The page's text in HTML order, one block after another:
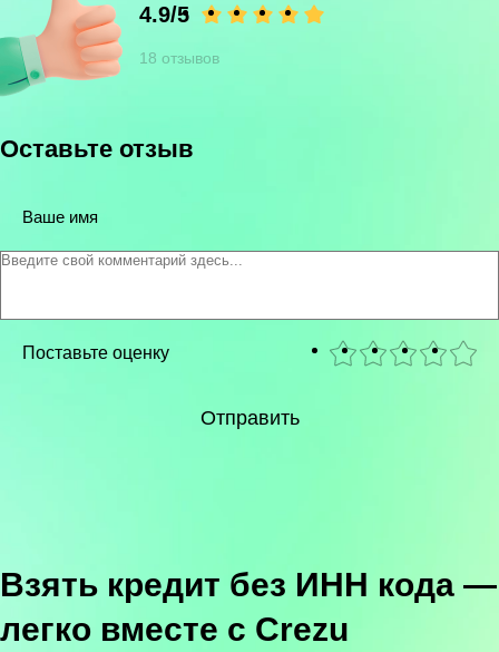
4.9/5
18 отзывов
Оставьте отзыв
Ваше имя
Поставьте оценку
Отправить
Взять кредит без ИНН кода —
легко вместе с Crezu